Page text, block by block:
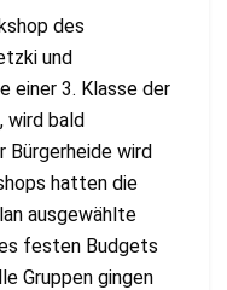
des
und
einer 3. Klasse der
wird bald
Bürgerheide wird
hatten die
ausgewählte
festen Budgets
Gruppen gingen